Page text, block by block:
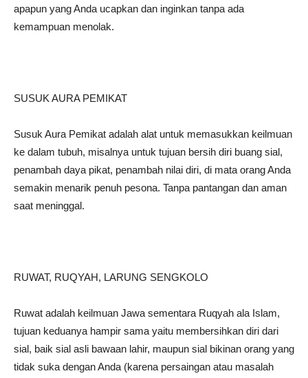
apapun yang Anda ucapkan dan inginkan tanpa ada
kemampuan menolak.
SUSUK AURA PEMIKAT
Susuk Aura Pemikat adalah alat untuk memasukkan keilmuan
ke dalam tubuh, misalnya untuk tujuan bersih diri buang sial,
penambah daya pikat, penambah nilai diri, di mata orang Anda
semakin menarik penuh pesona. Tanpa pantangan dan aman
saat meninggal.
RUWAT, RUQYAH, LARUNG SENGKOLO
Ruwat adalah keilmuan Jawa sementara Ruqyah ala Islam,
tujuan keduanya hampir sama yaitu membersihkan diri dari
sial, baik sial asli bawaan lahir, maupun sial bikinan orang yang
tidak suka dengan Anda (karena persaingan atau masalah